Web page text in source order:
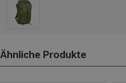
Ähnliche Produkte